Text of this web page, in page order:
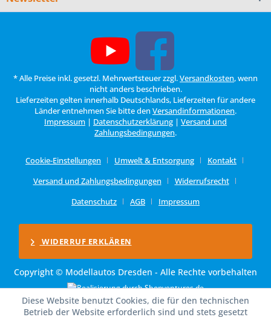
* Alle Preise inkl. gesetzl. Mehrwertsteuer zzgl.Versandkosten, wenn
nicht anders beschrieben.
Lieferzeiten gelten innerhalb Deutschlands, Lieferzeiten für andere
Länder entnehmen Sie bitte den Versandinformationen.
Impressum | Datenschutzerklärung | Versand und
Zahlungsbedingungen.
Cookie-Einstellungen Umwelt & Entsorgung
Kontakt
Versand und Zahlungsbedingungen
Widerrufsrecht
Datenschutz
AGB Impressum
WIDERRUF ERKLÄREN
Copyright © Modellautos Dresden - Alle Rechte vorbehalten
Diese Website benutzt Cookies, die für den technischen
Betrieb der Website erforderlich sind und stets gesetzt